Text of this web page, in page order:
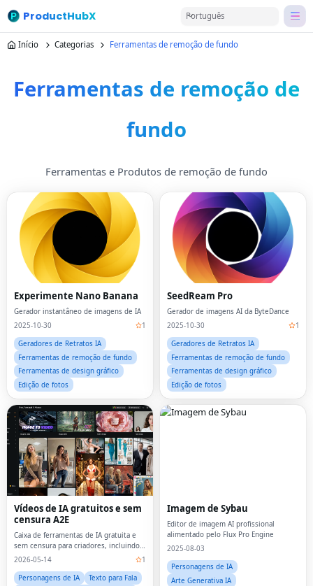
ProductHubX Português
Início Categorias Ferramentas de remoção de fundo
Ferramentas de remoção de
fundo
Ferramentas e Produtos de remoção de fundo
Experimente Nano Banana
Gerador instantâneo de imagens de IA
2025-10-30
1
Geradores de Retratos IA
Ferramentas de remoção de fundo
Ferramentas de design gráfico
Edição de fotos
SeedReam Pro
Gerador de imagens AI da ByteDance
2025-10-30
1
Geradores de Retratos IA
Ferramentas de remoção de fundo
Ferramentas de design gráfico
Edição de fotos
Vídeos de IA gratuitos e sem
censura A2E
Caixa de ferramentas de IA gratuita e
sem censura para criadores, incluindo
imagem para vídeo, sincronização
de IA, clone de voz, troca de rosto e AP
2026-05-14
1
Personagens de IA
Texto para Fala
Imagem de Sybau
Editor de imagem AI profissional
alimentado pelo Flux Pro Engine
2025-08-03
Personagens de IA
Arte Generativa IA